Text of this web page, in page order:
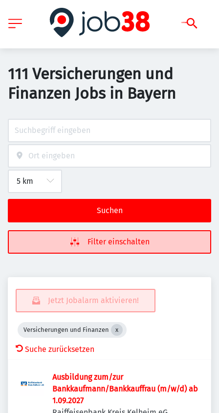
111 Versicherungen und
Finanzen Jobs in Bayern
Suchen
Filter einschalten
Jetzt Jobalarm aktivieren!
Versicherungen und Finanzen
Suche zurücksetzen
Ausbildung zum/zur
Bankkaufmann/Bankkauffrau (m/w/d) ab
1.09.2027